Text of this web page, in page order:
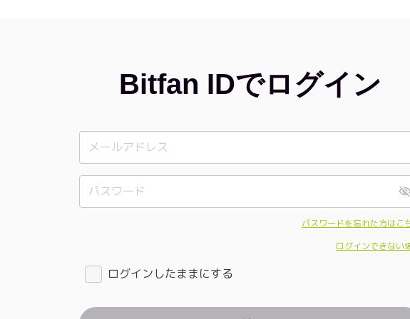
Bitfan IDでログイン
パスワードを忘れた方はこ
ログインできない
ログインしたままにする